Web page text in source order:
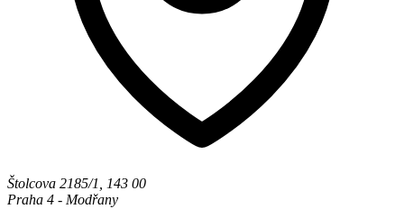
Štolcova 2185/1
143 00
Praha 4 - Modřany